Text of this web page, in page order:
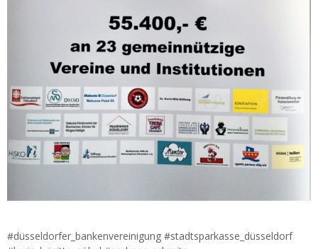
#düsseldorfer_bankenvereinigung #stadtsparkasse_düsseldorf